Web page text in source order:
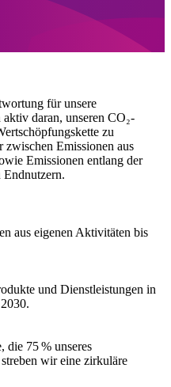
für unsere
daran, unseren CO₂-
zu
zwischen Emissionen aus
Emissionen entlang der
aus eigenen Aktivitäten bis
und Dienstleistungen in
die 75 % unseres
wir eine zirkuläre